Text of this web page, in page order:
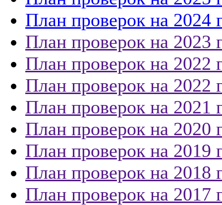
План проверок на 2024
План проверок на 2023
План проверок на 2022
План проверок на 2022
План проверок на 2021
План проверок на 2020
План проверок на 2019
План проверок на 2018
План проверок на 2017